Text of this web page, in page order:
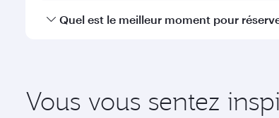
La disponibilité des classes de voyage
Quel est le meilleur moment pour
Vous vous sentez